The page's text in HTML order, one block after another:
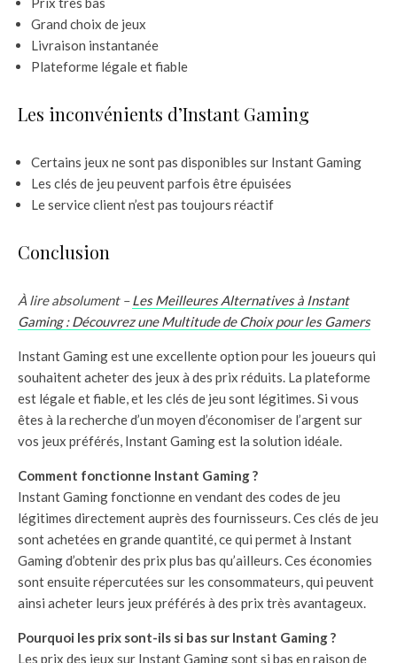
Grand choix de jeux
Livraison instantanée
Plateforme légale et fiable
Les inconvénients d’Instant Gaming
Certains jeux ne sont pas disponibles sur Instant Gaming
Les clés de jeu peuvent parfois être épuisées
Le service client n’est pas toujours réactif
Conclusion
À lire absolument –Les Meilleures Alternatives à Instant
Gaming : Découvrez une Multitude de Choix pour les Gamers
Instant Gaming est une excellente option pour les joueurs qui
souhaitent acheter des jeux à des prix réduits. La plateforme
est légale et fiable, et les clés de jeu sont légitimes. Si vous
êtes à la recherche d’un moyen d’économiser de l’argent sur
vos jeux préférés, Instant Gaming est la solution idéale.
Comment fonctionne Instant Gaming ?
Instant Gaming fonctionne en vendant des codes de jeu
légitimes directement auprès des fournisseurs. Ces clés de jeu
sont achetées en grande quantité, ce qui permet à Instant
Gaming d’obtenir des prix plus bas qu’ailleurs. Ces économies
sont ensuite répercutées sur les consommateurs, qui peuvent
ainsi acheter leurs jeux préférés à des prix très avantageux.
Pourquoi les prix sont-ils si bas sur Instant Gaming ?
Les prix des jeux sur Instant Gaming sont si bas en raison de